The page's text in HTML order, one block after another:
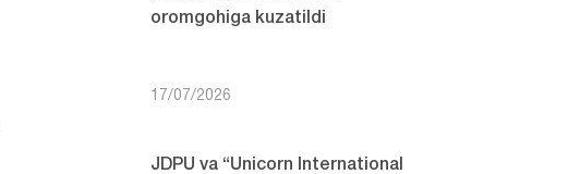
oromgohiga kuzatildi
17/07/2026
JDPU va “Unicorn International